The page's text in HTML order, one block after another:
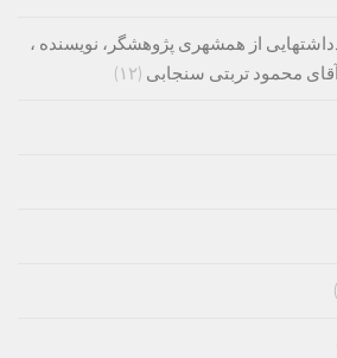
از همشهری پژوهشگر، نویسنده ،
محمود تربتی سنجابی (۱۲)